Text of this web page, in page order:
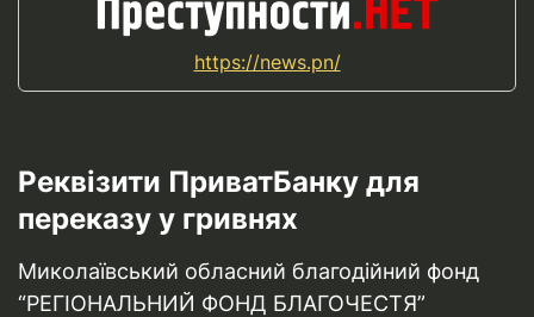
https://news.pn/
Реквізити ПриватБанку для
переказу у гривнях
Миколаївський обласний благодійний фонд
“РЕГІОНАЛЬНИЙ ФОНД БЛАГОЧЕСТЯ”